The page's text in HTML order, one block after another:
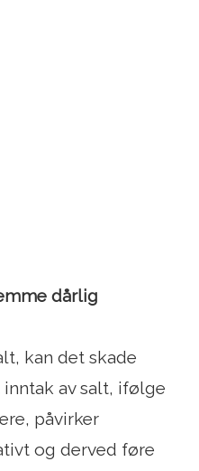
dårlig
kan det skade
av salt, ifølge
påvirker
og derved føre